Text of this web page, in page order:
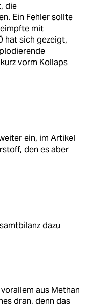
die
Ein Fehler sollte
mit
hat sich gezeigt,
vorm Kollaps
ein, im Artikel
den es aber
dazu
aus Methan
dran, denn das